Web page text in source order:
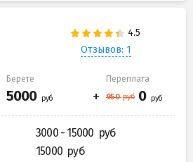
Отзывов: 1
Берете Переплата
3000 - 15000
15000